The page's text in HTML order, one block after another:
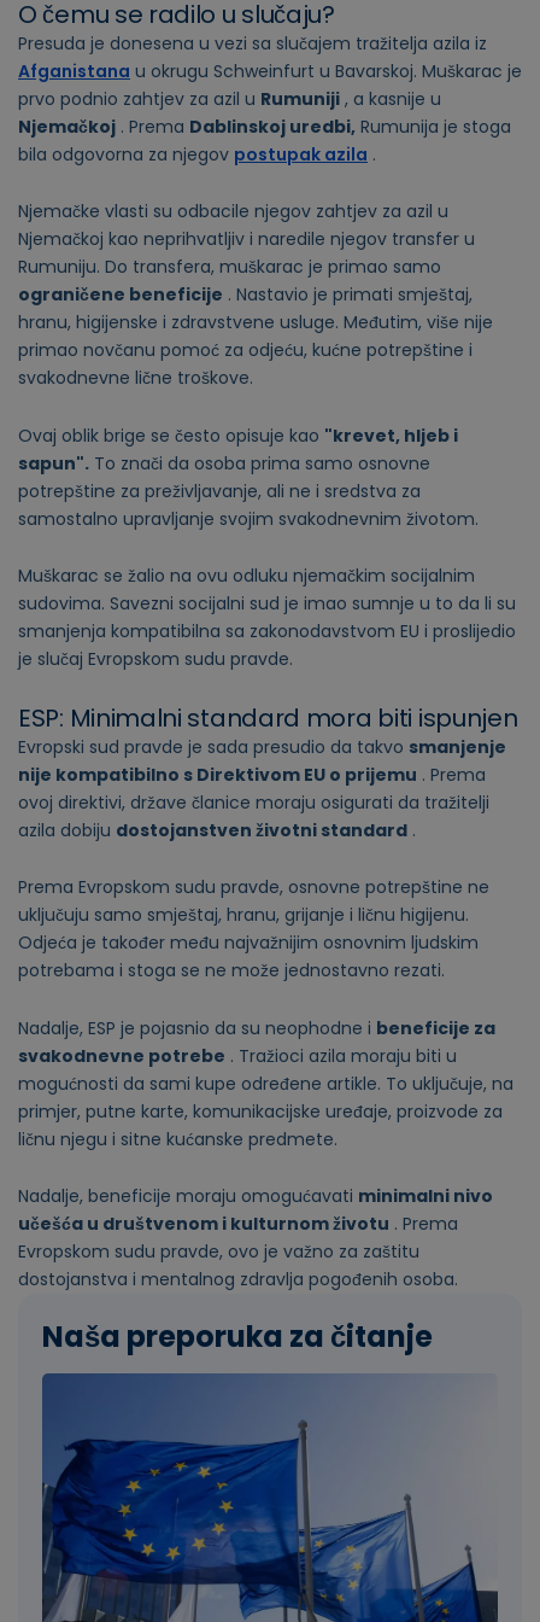
O čemu se radilo u slučaju?
Presuda je donesena u vezi sa slučajem tražitelja azila iz
Afganistana u okrugu Schweinfurt u Bavarskoj. Muškarac je
prvo podnio zahtjev za azil u Rumuniji , a kasnije u
Njemačkoj . Prema Dablinskoj uredbi, Rumunija je stoga
bila odgovorna za njegov postupak azila .
Njemačke vlasti su odbacile njegov zahtjev za azil u
Njemačkoj kao neprihvatljiv i naredile njegov transfer u
Rumuniju. Do transfera, muškarac je primao samo
ograničene beneficije . Nastavio je primati smještaj,
hranu, higijenske i zdravstvene usluge. Međutim, više nije
primao novčanu pomoć za odjeću, kućne potrepštine i
svakodnevne lične troškove.
Ovaj oblik brige se često opisuje kao "krevet, hljeb i
sapun". To znači da osoba prima samo osnovne
potrepštine za preživljavanje, ali ne i sredstva za
samostalno upravljanje svojim svakodnevnim životom.
Muškarac se žalio na ovu odluku njemačkim socijalnim
sudovima. Savezni socijalni sud je imao sumnje u to da li su
smanjenja kompatibilna sa zakonodavstvom EU i proslijedio
je slučaj Evropskom sudu pravde.
ESP: Minimalni standard mora biti ispunjen
Evropski sud pravde je sada presudio da takvo smanjenje
nije kompatibilno s Direktivom EU o prijemu . Prema
ovoj direktivi, države članice moraju osigurati da tražitelji
azila dobiju dostojanstven životni standard .
Prema Evropskom sudu pravde, osnovne potrepštine ne
uključuju samo smještaj, hranu, grijanje i ličnu higijenu.
Odjeća je također među najvažnijim osnovnim ljudskim
potrebama i stoga se ne može jednostavno rezati.
Nadalje, ESP je pojasnio da su neophodne i beneficije za
svakodnevne potrebe . Tražioci azila moraju biti u
mogućnosti da sami kupe određene artikle. To uključuje, na
primjer, putne karte, komunikacijske uređaje, proizvode za
ličnu njegu i sitne kućanske predmete.
Nadalje, beneficije moraju omogućavati minimalni nivo
učešća u društvenom i kulturnom životu . Prema
Evropskom sudu pravde, ovo je važno za zaštitu
dostojanstva i mentalnog zdravlja pogođenih osoba.
Naša preporuka za čitanje